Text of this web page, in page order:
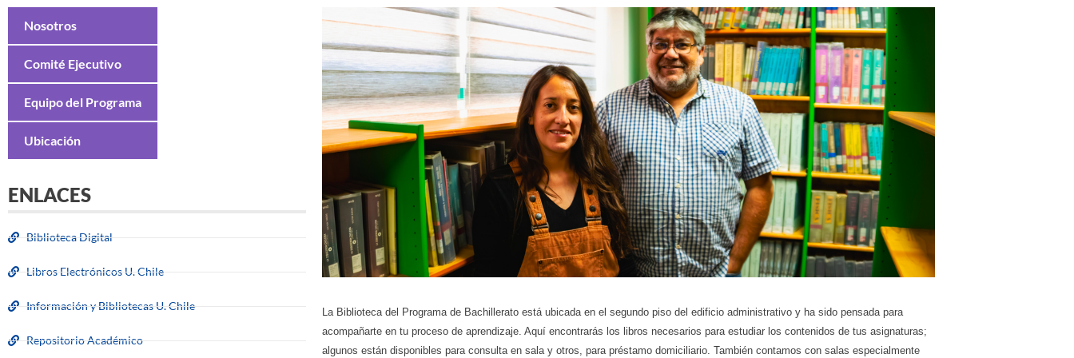
Nosotros
Comité Ejecutivo
Equipo del Programa
Ubicación
ENLACES
Biblioteca Digital
Libros Electrónicos U. Chile
Información y Bibliotecas U. Chile
Repositorio Académico
La Biblioteca del Programa de Bachillerato está ubicada en el segundo piso del edificio administrativo y ha sido pensada para
acompañarte en tu proceso de aprendizaje. Aquí encontrarás los libros necesarios para estudiar los contenidos de tus asignaturas;
algunos están disponibles para consulta en sala y otros, para préstamo domiciliario. También contamos con salas especialmente